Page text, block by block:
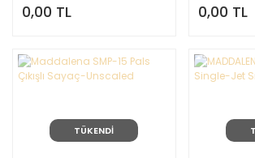
0,00 TL 0,00 TL
TÜKENDİ